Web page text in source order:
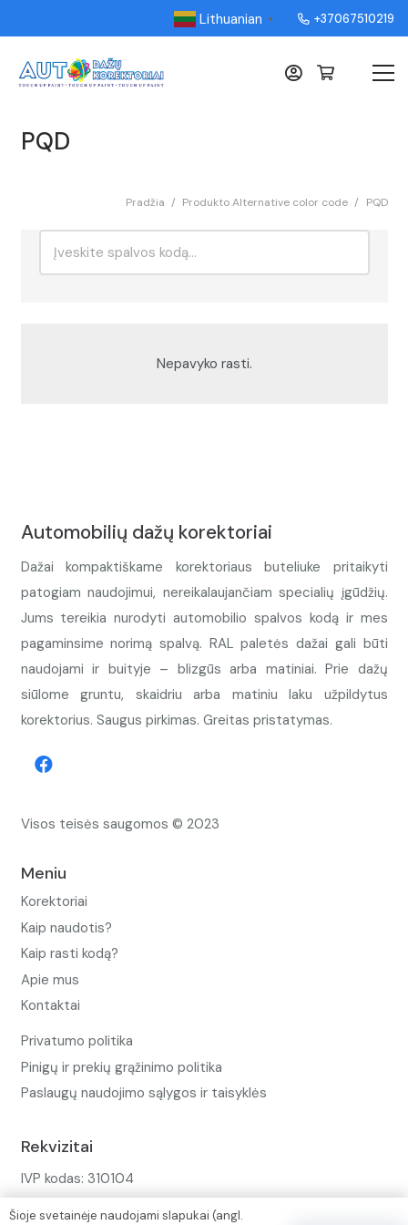
Lithuanian ▼ +37067510219
PQD
Pradžia / Produkto Alternative color code / PQD
Nepavyko rasti.
Automobilių dažų korektoriai
Dažai kompaktiškame korektoriaus buteliuke pritaikyti
patogiam naudojimui, nereikalaujančiam specialių įgūdžių.
Jums tereikia nurodyti automobilio spalvos kodą ir mes
pagaminsime norimą spalvą. RAL paletės dažai gali būti
naudojami ir buityje – blizgūs arba matiniai. Prie dažų
siūlome gruntu, skaidriu arba matiniu laku užpildytus
korektorius. Saugus pirkimas. Greitas pristatymas.
Visos teisės saugomos © 2023
Meniu
Korektoriai
Kaip naudotis?
Kaip rasti kodą?
Apie mus
Kontaktai
Privatumo politika
Pinigų ir prekių grąžinimo politika
Paslaugų naudojimo sąlygos ir taisyklės
Rekvizitai
IVP kodas: 310104
Šioje svetainėje naudojami slapukai (angl.